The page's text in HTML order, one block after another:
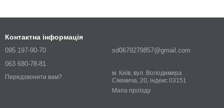
Контактна інформація
095 197-90-70
063 680-78-81
Передзвонити вам?
sd0679279857@gmail.com
м. Київ, вул. Володимира
Сікевича, 20, індекс 03151
Мапа проїзду